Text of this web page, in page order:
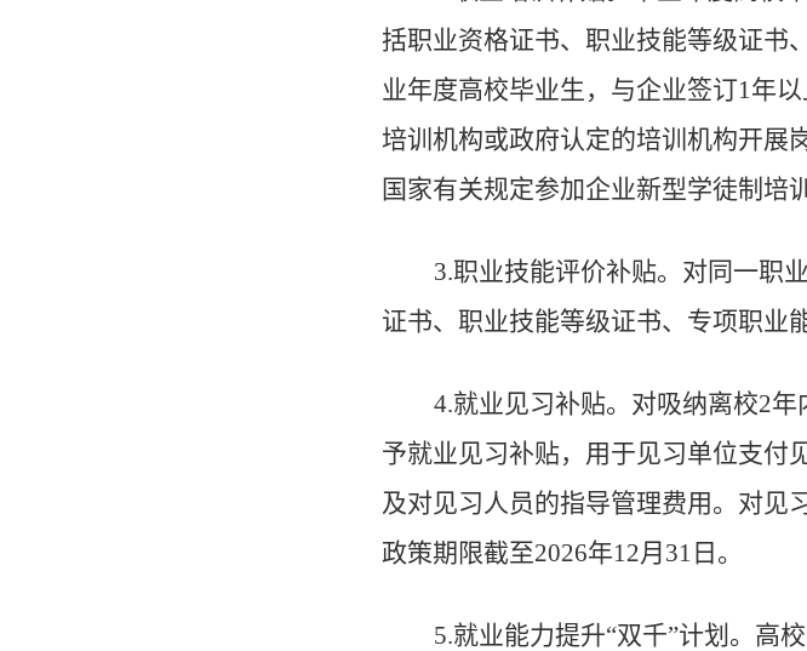
括职业资格证书、职业技能等级证书
业年度高校毕业生，与企业签订1年
培训机构或政府认定的培训机构开展
国家有关规定参加企业新型学徒制培
3.职业技能评价补贴。 对同一职
证书、职业技能等级证书、专项职业
4.就业见习补贴。 对吸纳离校2年
予就业见习补贴，用于见习单位支付
及对见习人员的指导管理费用。对见
政策期限截至2026年12月 31 日。
5.就业能力提升“双千”计划。 高